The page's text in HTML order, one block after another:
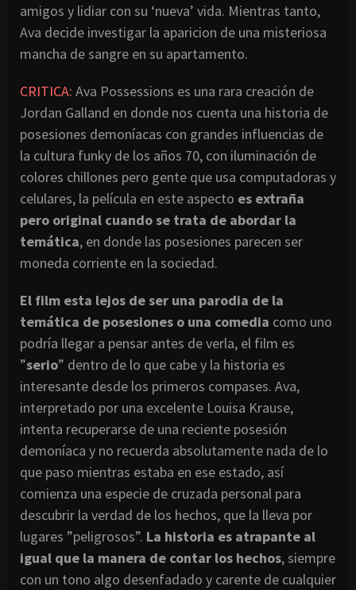
amigos y lidiar con su ‘nueva’ vida. Mientras tanto,
Ava decide investigar la aparicion de una misteriosa
mancha de sangre en su apartamento.
CRITICA: Ava Possessions es una rara creación de
Jordan Galland en donde nos cuenta una historia de
posesiones demoníacas con grandes influencias de
la cultura funky de los años 70, con iluminación de
colores chillones pero gente que usa computadoras y
celulares, la película en este aspecto es extraña
pero original cuando se trata de abordar la
temática, en donde las posesiones parecen ser
moneda corriente en la sociedad.
El film esta lejos de ser una parodia de la
temática de posesiones o una comedia como uno
podría llegar a pensar antes de verla, el film es
”serio” dentro de lo que cabe y la historia es
interesante desde los primeros compases. Ava,
interpretado por una excelente Louisa Krause,
intenta recuperarse de una reciente posesión
demoníaca y no recuerda absolutamente nada de lo
que paso mientras estaba en ese estado, así
comienza una especie de cruzada personal para
descubrir la verdad de los hechos, que la lleva por
lugares ”peligrosos”. La historia es atrapante al
igual que la manera de contar los hechos, siempre
con un tono algo desenfadado y carente de cualquier